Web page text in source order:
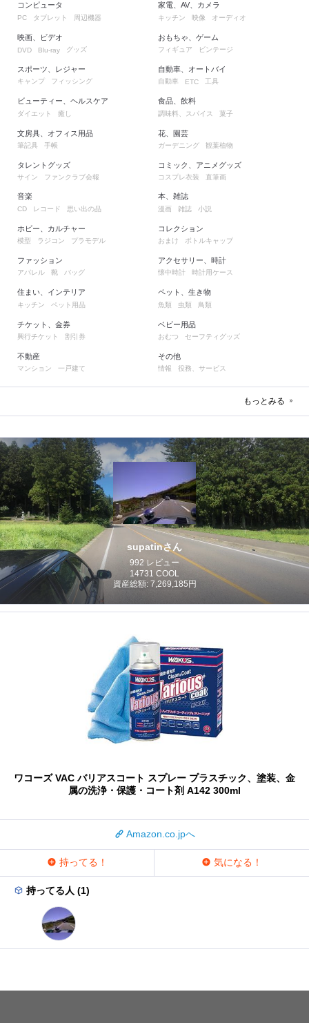
コンピュータ
PC タブレット 周辺機器
映画、ビデオ
DVD Blu-ray グッズ
スポーツ、レジャー
キャンプ フィッシング
ビューティー、ヘルスケア
ダイエット 癒し
文房具、オフィス用品
筆記具 手帳
タレントグッズ
サイン ファンクラブ会報
家電、AV、カメラ
キッチン 映像 オーディオ
おもちゃ、ゲーム
フィギュア ビンテージ
自動車、オートバイ
自動車 ETC 工具
食品、飲料
調味料、スパイス 菓子
花、園芸
ガーデニング 観葉植物
コミック、アニメグッズ
コスプレ衣装 直筆画
音楽
CD レコード 思い出の品
ホビー、カルチャー
模型 ラジコン プラモデル
ファッション
アパレル 靴 バッグ
住まい、インテリア
キッチン ペット用品
チケット、金券
興行チケット 割引券
不動産
マンション 一戸建て
本、雑誌
漫画 雑誌 小説
コレクション
おまけ ボトルキャップ
アクセサリー、時計
懐中時計 時計用ケース
ペット、生き物
魚類 虫類 鳥類
ベビー用品
おむつ セーフティグッズ
その他
情報 役務、サービス
もっとみる
supatinさん
992 レビュー
14731 COOL
資産総額: 7,269,185円
ワコーズ VAC バリアスコート スプレー プラスチック、塗装、金
属の洗浄・保護・コート剤 A142 300ml
Amazon.co.jpへ
持ってる！ 気になる！
持ってる人 (1)